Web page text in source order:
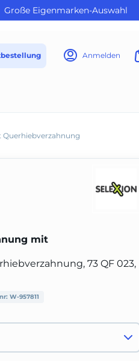
Große Eigenmarken-Auswahl
Anmelden
Querhiebverzahnung
mit
73 QF 023,
W-957811